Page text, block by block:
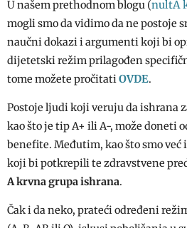
U našem prethodnom blogu (nultA
mogli smo da vidimo da ne postoje
naučni dokazi i argumenti koji bi
dijetetski režim prilagođen
tome možete pročitati OVDE.
Postoje ljudi koji veruju da ishrana
kao što je tip A+ ili A-, može doneti
benefite. Međutim, kao što smo
koji bi potkrepili te zdravstvene
A krvna grupa ishrana.
Čak i da neko, prateći određeni